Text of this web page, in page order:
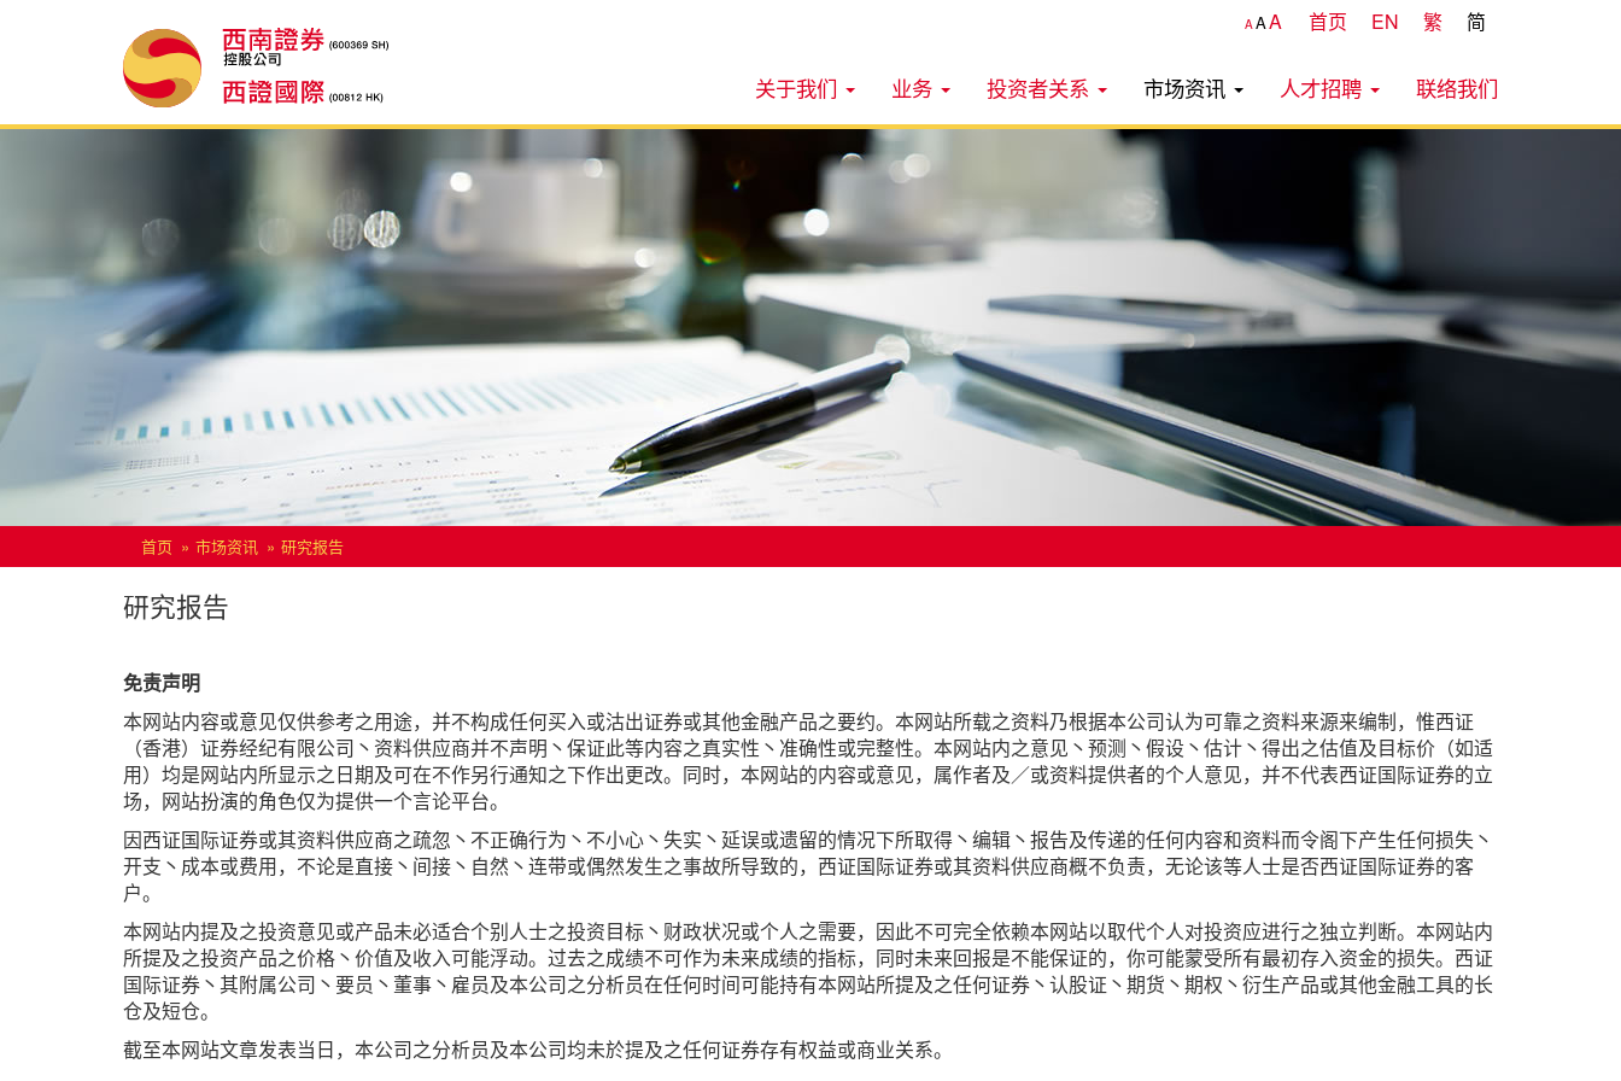
AAA 首页 EN 繁 简
关于我们 业务 投资者关系 市场资讯 人才招聘 联络我们
首页 市场资讯 研究报告
研究报告
免责声明
本网站内容或意见仅供参考之用途，并不构成任何买入或沽出证券或其他金融产品之要约。本网站所载之资料乃根据本公司认为可靠之资料来源来编制，惟西证
（香港）证券经纪有限公司丶资料供应商并不声明丶保证此等内容之真实性丶准确性或完整性。本网站内之意见丶预测丶假设丶估计丶得出之估值及目标价（如适
用）均是网站内所显示之日期及可在不作另行通知之下作出更改。同时，本网站的内容或意见，属作者及／或资料提供者的个人意见，并不代表西证国际证券的立
场，网站扮演的角色仅为提供一个言论平台。
因西证国际证券或其资料供应商之疏忽丶不正确行为丶不小心丶失实丶延误或遗留的情况下所取得丶编辑丶报告及传递的任何内容和资料而令阁下产生任何损失丶
开支丶成本或费用，不论是直接丶间接丶自然丶连带或偶然发生之事故所导致的，西证国际证券或其资料供应商概不负责，无论该等人士是否西证国际证券的客
户。
本网站内提及之投资意见或产品未必适合个别人士之投资目标丶财政状况或个人之需要，因此不可完全依赖本网站以取代个人对投资应进行之独立判断。本网站内
所提及之投资产品之价格丶价值及收入可能浮动。过去之成绩不可作为未来成绩的指标，同时未来回报是不能保证的，你可能蒙受所有最初存入资金的损失。西证
国际证券丶其附属公司丶要员丶董事丶雇员及本公司之分析员在任何时间可能持有本网站所提及之任何证券丶认股证丶期货丶期权丶衍生产品或其他金融工具的长
仓及短仓。
截至本网站文章发表当日，本公司之分析员及本公司均未於提及之任何证券存有权益或商业关系。